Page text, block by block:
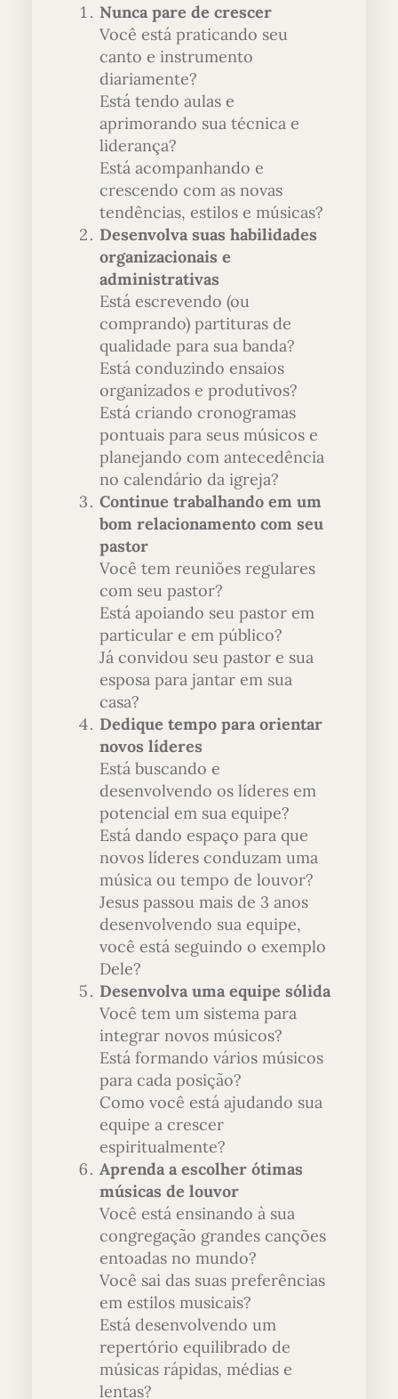
Nunca pare de crescer
Você está praticando seu
canto e instrumento
diariamente?
Está tendo aulas e
aprimorando sua técnica e
liderança?
Está acompanhando e
crescendo com as novas
tendências, estilos e músicas?
Desenvolva suas habilidades
organizacionais e
administrativas
Está escrevendo (ou
comprando) partituras de
qualidade para sua banda?
Está conduzindo ensaios
organizados e produtivos?
Está criando cronogramas
pontuais para seus músicos e
planejando com antecedência
no calendário da igreja?
Continue trabalhando em um
bom relacionamento com seu
pastor
Você tem reuniões regulares
com seu pastor?
Está apoiando seu pastor em
particular e em público?
Já convidou seu pastor e sua
esposa para jantar em sua
casa?
Dedique tempo para orientar
novos líderes
Está buscando e
desenvolvendo os líderes em
potencial em sua equipe?
Está dando espaço para que
novos líderes conduzam uma
música ou tempo de louvor?
Jesus passou mais de 3 anos
desenvolvendo sua equipe,
você está seguindo o exemplo
Dele?
Desenvolva uma equipe sólida
Você tem um sistema para
integrar novos músicos?
Está formando vários músicos
para cada posição?
Como você está ajudando sua
equipe a crescer
espiritualmente?
Aprenda a escolher ótimas
músicas de louvor
Você está ensinando à sua
congregação grandes canções
entoadas no mundo?
Você sai das suas preferências
em estilos musicais?
Está desenvolvendo um
repertório equilibrado de
músicas rápidas, médias e
lentas?